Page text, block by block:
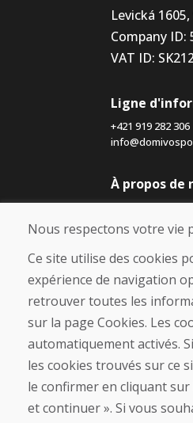
Levická
Company ID:
VAT ID:
Ligne
+421 919 282 306
À propos de
Blog
À propos de nous
Boutique
Contact
Achat
Boutique en
Expédition et
Procédure de
Politique de
Politique de
Gestion des
Nous respectons votre vie
Ce site utilise des cookies
expérience de navigation
retrouver toutes les
sur la page Cookies. Les
automatiquement activés.
les cookies trouvés sur ce
le confirmer en cliquant
et continuer ». Si vous